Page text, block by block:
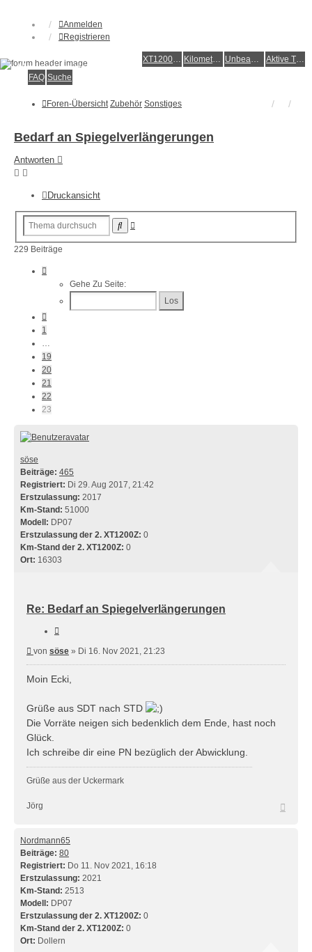
Anmelden
Registrieren
XT1200Z-Wiki Kilometerstatistik Unbeantwortete Themen Aktive Themen
Alles rund um die Yamaha XT1200Z Super Ténéré
FAQ Suche
Foren-Übersicht Zubehör Sonstiges
Bedarf an Spiegelverlängerungen
Antworten
Druckansicht
Suche
229 Beiträge
Gehe Zu Seite:
1
19
20
21
22
23
söse
Beiträge: 465
Registriert: Di 29. Aug 2017, 21:42
Erstzulassung: 2017
Km-Stand: 51000
Modell: DP07
Erstzulassung der 2. XT1200Z: 0
Km-Stand der 2. XT1200Z: 0
Ort: 16303
Re: Bedarf an Spiegelverlängerungen
Beitrag
von söse » Di 16. Nov 2021, 21:23
Moin Ecki,
Grüße aus SDT nach STD
Die Vorräte neigen sich bedenklich dem Ende, hast noch
Glück.
Ich schreibe dir eine PN bezüglich der Abwicklung.
Grüße aus der Uckermark
Jörg
Nordmann65
Beiträge: 80
Registriert: Do 11. Nov 2021, 16:18
Erstzulassung: 2021
Km-Stand: 2513
Modell: DP07
Erstzulassung der 2. XT1200Z: 0
Km-Stand der 2. XT1200Z: 0
Ort: Dollern